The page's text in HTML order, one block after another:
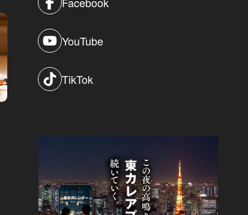
高垣麗子の美チャージディナー Vol.31
AneCanモデルが豪快にペロリ！和
洋中ベスト炭水化物料理３選
#イタリアン
楽しむ
YouTube
TikTok